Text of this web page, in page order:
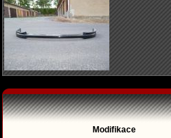
Modifikace